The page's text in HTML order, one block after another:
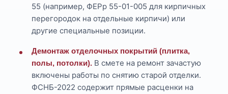
55 (например, ФЕРр 55-01-005 для кирпичных
перегородок на отдельные кирпичи) или
другие специальные позиции.
Демонтаж отделочных покрытий (плитка,
полы, потолки). В смете на ремонт зачастую
включены работы по снятию старой отделки.
ФСНБ-2022 содержит прямые расценки на